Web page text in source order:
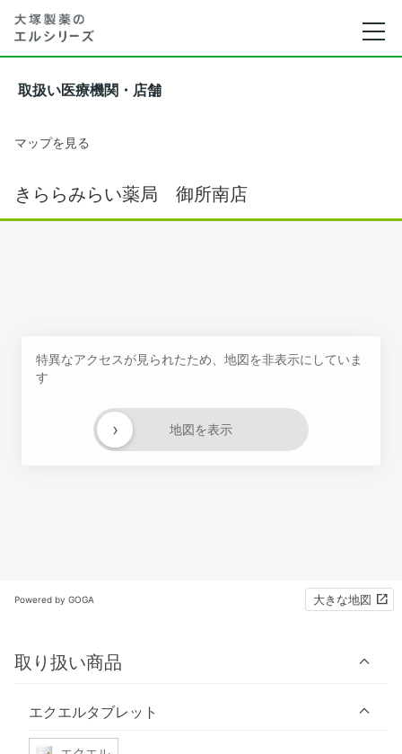
取扱い医療機関・店舗
マップを見る
きららみらい薬局 御所南店
特異なアクセスが見られたため、地図を非表示にしていま
す
地図を表示
›
Powered by GOGA 大きな地図
取り扱い商品
エクエルタブレット